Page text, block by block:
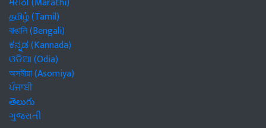
தமிழ் (Tamil)
বাঙালি (Bengali)
ಕನ್ನಡ (Kannada)
ଓଡିଆ (Odia)
অসমীয়া (Asomiya)
ਪੰਜਾਬੀ
తెలుగు
ગુજરાતી